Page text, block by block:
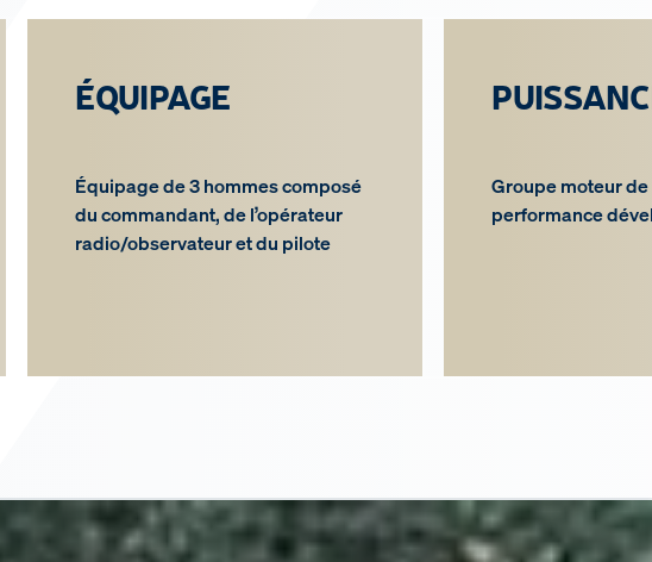
ÉQUIPAGE
Équipage de 3 hommes composé
du commandant, de l’opérateur
radio/observateur et du pilote
Groupe moteur
performance